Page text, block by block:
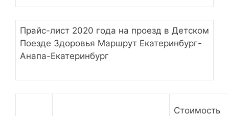
Прайс-лист 2020 года на проезд в Детском
Поезде Здоровья Маршрут Екатеринбург-
Анапа-Екатеринбург
Стоимость